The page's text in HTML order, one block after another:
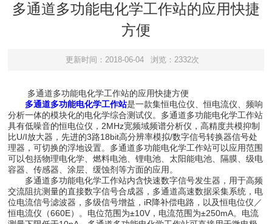
多通道多功能电化学工作站的应用快捷
方便
更新时间：2018-06-04 浏览：2332次
多通道多功能电化学工作站的应用快捷方便
多通道多功能电化学工作站是一款集恒电位仪、恒电流仪、频响
分析一体的模块化的电化学综合测试仪。多通道多功能电化学工作站
具有低噪音的恒电位仪，2MHz宽频域频谱分析仪，高精度共模抑制
比U/I放大器，先进的3路18bit高分辨率模拟/数字信号转换器信号处
理器，可切换的浮地设置。多通道多功能电化学工作站可以应用范围
可以包括物理电化学、燃料电池、锂电池、太阳能电池、隔膜、级电
容器、传感器、涂层、缓蚀剂等方面的应用。
多通道多功能电化学工作站内含快速数字信号发生器，用于高频
交流阻抗测量的直接数字信号合成器，多通道高速数据采集系统，电
位电流信号滤波器，多级信号增益，iR降补偿电路，以及恒电位仪／
恒电流仪（660E）。电位范围为±10V，电流范围为±250mA。电流